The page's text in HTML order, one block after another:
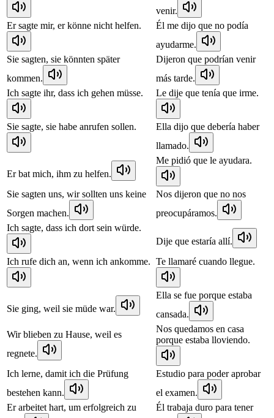
venir.
Er sagte mir, er könne nicht helfen.
Él me dijo que no podía
ayudarme.
Sie sagten, sie könnten später
kommen.
Dijeron que podrían venir
más tarde.
Ich sagte ihr, dass ich gehen müsse.
Le dije que tenía que irme.
Sie sagte, sie habe anrufen sollen.
Ella dijo que debería haber
llamado.
Er bat mich, ihm zu helfen.
Me pidió que le ayudara.
Sie sagten uns, wir sollten uns keine
Sorgen machen.
Nos dijeron que no nos
preocupáramos.
Ich sagte, dass ich dort sein würde.
Dije que estaría allí.
Ich rufe dich an, wenn ich ankomme. Te llamaré cuando llegue.
Sie ging, weil sie müde war.
Ella se fue porque estaba
cansada.
Wir blieben zu Hause, weil es
regnete.
Nos quedamos en casa
porque estaba lloviendo.
Ich lerne, damit ich die Prüfung
bestehen kann.
Estudio para poder aprobar
el examen.
Er arbeitet hart, um erfolgreich zu
Él trabaja duro para tener